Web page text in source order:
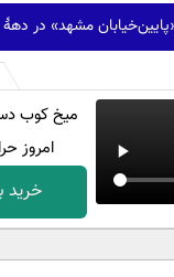
مشهد» در دهۀ 1320
میخ کوب
امروز
خرید